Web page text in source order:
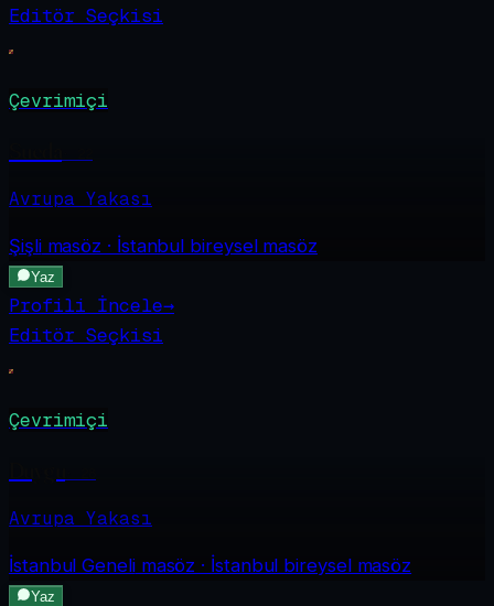
Editör Seçkisi
Çevrimiçi
Avrupa Yakası
Şişlimasöz · İstanbul bireysel masöz
Yaz
Profili İncele→
Editör Seçkisi
Çevrimiçi
Avrupa Yakası
İstanbul Genelimasöz · İstanbul bireysel masöz
Yaz